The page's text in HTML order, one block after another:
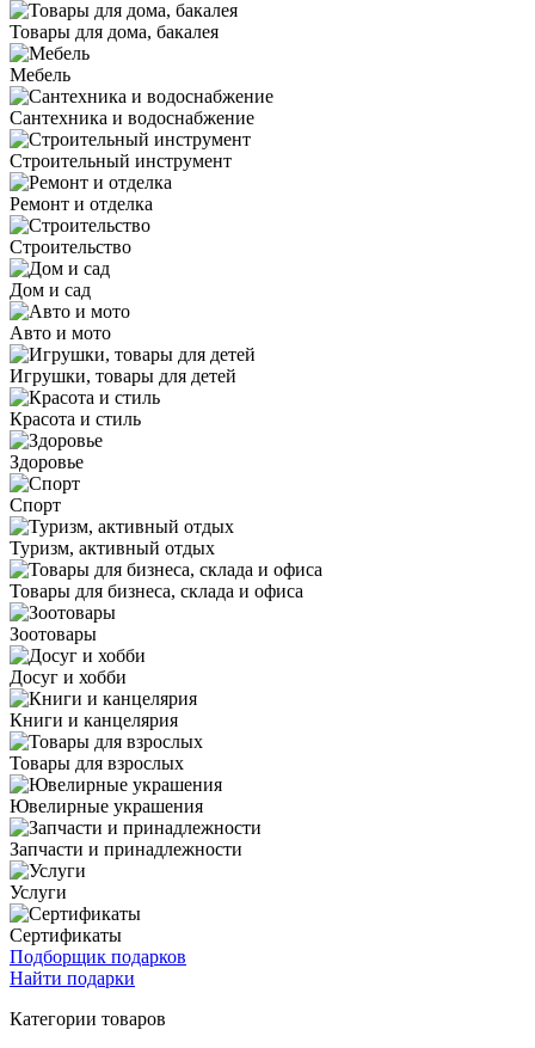
Товары для дома, бакалея
Мебель
Сантехника и водоснабжение
Строительный инструмент
Ремонт и отделка
Строительство
Дом и сад
Авто и мото
Игрушки, товары для детей
Красота и стиль
Здоровье
Спорт
Туризм, активный отдых
Товары для бизнеса, склада и офиса
Зоотовары
Досуг и хобби
Книги и канцелярия
Товары для взрослых
Ювелирные украшения
Запчасти и принадлежности
Услуги
Сертификаты
Подборщик подарков
Найти подарки
Категории товаров